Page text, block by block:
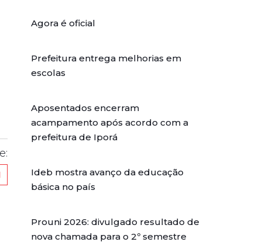
Agora é oficial
Prefeitura entrega melhorias em
escolas
Aposentados encerram
acampamento após acordo com a
prefeitura de Iporá
Ideb mostra avanço da educação
básica no país
Prouni 2026: divulgado resultado de
nova chamada para o 2º semestre